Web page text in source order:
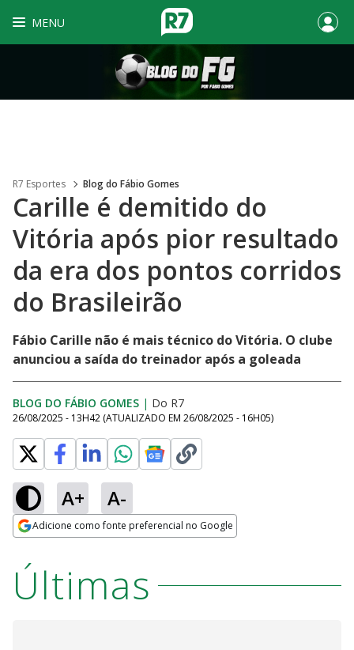
MENU
R7 Esportes Blog do Fábio Gomes
Carille é demitido do
Vitória após pior resultado
da era dos pontos corridos
do Brasileirão
Fábio Carille não é mais técnico do Vitória. O clube
anunciou a saída do treinador após a goleada
BLOG DO FÁBIO GOMES | Do R7
26/08/2025 - 13H42 (ATUALIZADO EM 26/08/2025 - 16H05)
A+ A-
Adicione como fonte preferencial no Google
Ativar
Loaded
73.17%
Últimas